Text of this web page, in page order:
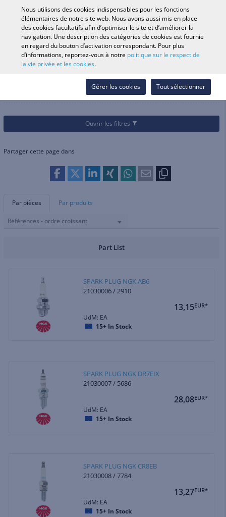
Recherche par véhicule
Rechercher dans
le magasin
Se
Catégories Pièces et accessoires
Bougies d allumage
Ouvrir les filtres
Partager cette page dans
Par pièces Par produits
Références - ordre croissant
Part List
SPARK PLUG NGK AB6
21030006 / 2910
13,15EUR*
UdM: EA
15+ In Stock
SPARK PLUG NGK DR7EIX
21030007 / 5686
28,08EUR*
UdM: EA
15+ In Stock
SPARK PLUG NGK CR8EB
21030008 / 7784
13,27EUR*
UdM: EA
15+ In Stock
Nous utilisons des cookies indispensables pour les fonctions
élémentaires de notre site web. Nous avons aussi mis en place
des cookies facultatifs afin d’optimiser le site et d’améliorer la
navigation. Une description des catégories de cookies est fournie
en regard du bouton d’activation correspondant. Pour plus
d’informations, reportez-vous à notre politique sur le respect de
la vie privée et les cookies.
Tout sélectionner
Gérer les cookies